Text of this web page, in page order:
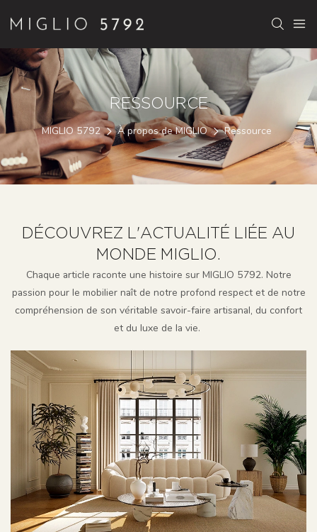
RESSOURCE
MIGLIO 5792 À propos de MIGLIO Ressource
DÉCOUVREZ L'ACTUALITÉ LIÉE AU
MONDE MIGLIO.
Chaque article raconte une histoire sur MIGLIO 5792. Notre
passion pour le mobilier naît de notre profond respect et de notre
compréhension de son véritable savoir-faire artisanal, du confort
et du luxe de la vie.